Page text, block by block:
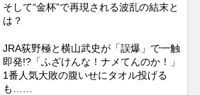
そして“金杯”で再現される波乱の結末と
は？
JRA荻野極と横山武史が「誤爆」で一触
即発!?「ふざけんな！ナメてんのか！」
1番人気大敗の腹いせにタオル投げる
も……